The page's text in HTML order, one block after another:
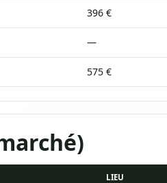
396 €
—
575 €
LIEU